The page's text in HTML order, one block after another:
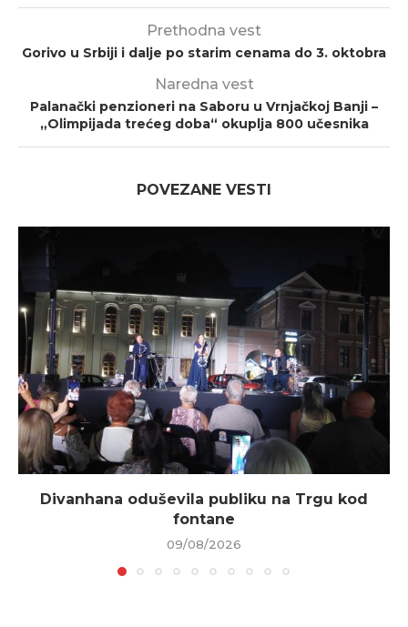
Prethodna vest
Gorivo u Srbiji i dalje po starim cenama do 3. oktobra
Naredna vest
Palanački penzioneri na Saboru u Vrnjačkoj Banji –
„Olimpijada trećeg doba“ okuplja 800 učesnika
POVEZANE VESTI
Divanhana oduševila publiku na Trgu kod
fontane
09/08/2026